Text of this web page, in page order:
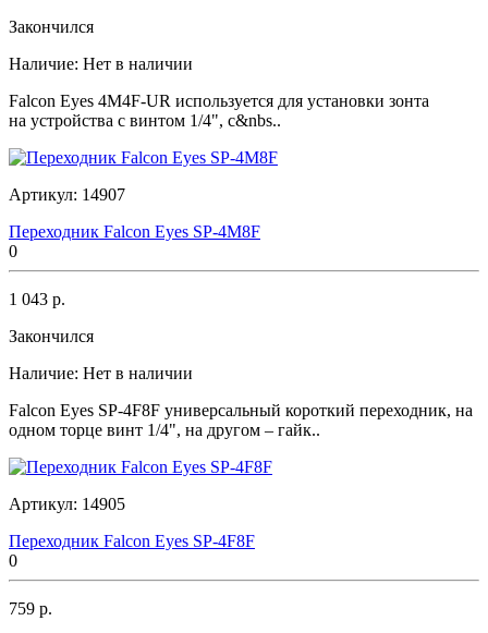
Закончился
Наличие: Нет в наличии
Falcon Eyes 4M4F-UR используется для установки зонта
на устройства с винтом 1/4", с&nbs..
Артикул: 14907
Переходник Falcon Eyes SP-4M8F
0
1 043 р.
Закончился
Наличие: Нет в наличии
Falcon Eyes SP-4F8F универсальный короткий переходник, на
одном торце винт 1/4", на другом – гайк..
Артикул: 14905
Переходник Falcon Eyes SP-4F8F
0
759 р.